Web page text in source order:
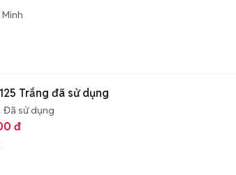
Minh
Trắng đã sử dụng
Đã sử dụng
đ